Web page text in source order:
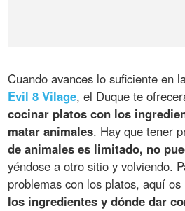
Cuando avances lo suficiente en
Evil 8 Vilage, el Duque te
cocinar platos con los
matar animales. Hay que tener
de animales es limitado, no
yéndose a otro sitio y volviendo.
problemas con los platos, aquí
los ingredientes y dónde dar